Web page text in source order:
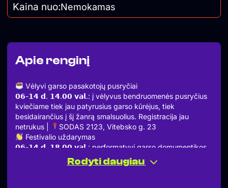
Apie renginį
Vėlyvi garso pasakotojų pusryčiai
𝟬𝟲-𝟭𝟰 𝗱. 𝟭𝟰.𝟬𝟬 𝘃𝗮𝗹.: į vėlyvus bendruomenės pusryčius
kviečiame tiek jau patyrusius garso kūrėjus, tiek
besidairančius į šį žanrą smalsuolius. Registracija jau
netrukus |
SODAS 2123, Vitebsko g. 23
Festivalio uždarymas
𝟬𝟲-𝟭𝟰 𝗱. 𝟭𝟴.𝟬𝟬 𝘃𝗮𝗹.: performatyvi garso domumentikos
„Jie atvyko iš anapus“ perklausa, raugiant kartu su autore
Aga Pokrywka |
SODAS 2123, Vitebsko g. 23
Rodyti daugiau
Kaina nuo:Nemokamas